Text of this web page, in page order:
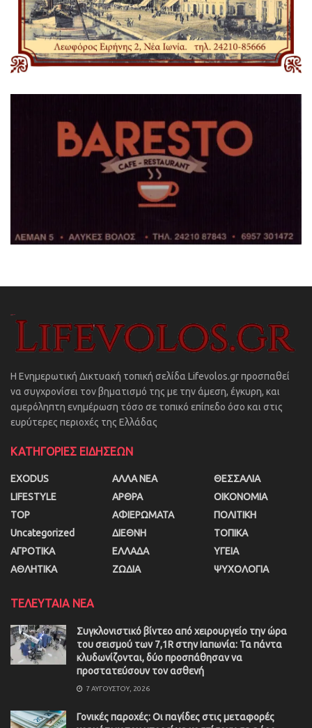
Η Ενημερωτική Δικτυακή τοπική σελίδα Lifevolos.gr προσπαθεί
να συγχρονίσει τον βηματισμό της με την άμεση, έγκυρη, και
αμερόληπτη ενημέρωση τόσο σε τοπικό επίπεδο όσο και στις
ευρύτερες περιοχές της Ελλάδας
ΚΑΤΗΓΟΡΙΕΣ ΕΙΔΗΣΕΩΝ
EXODUS
LIFESTYLE
TOP
Uncategorized
ΑΓΡΟΤΙΚΑ
ΑΘΛΗΤΙΚΑ
ΑΛΛΑ ΝΕΑ
ΑΡΘΡΑ
ΑΦΙΕΡΩΜΑΤΑ
ΔΙΕΘΝΗ
ΕΛΛΑΔΑ
ΖΩΔΙΑ
ΘΕΣΣΑΛΙΑ
ΟΙΚΟΝΟΜΙΑ
ΠΟΛΙΤΙΚΗ
ΤΟΠΙΚΑ
ΥΓΕΙΑ
ΨΥΧΟΛΟΓΙΑ
ΤΕΛΕΥΤΑΙΑ ΝΕΑ
Συγκλονιστικό βίντεο από χειρουργείο την ώρα
του σεισμού των 7,1R στην Ιαπωνία: Τα πάντα
κλυδωνίζονται, δύο προσπάθησαν να
προστατεύσουν τον ασθενή
7 ΑΥΓΟΎΣΤΟΥ, 2026
Γονικές παροχές: Οι παγίδες στις μεταφορές